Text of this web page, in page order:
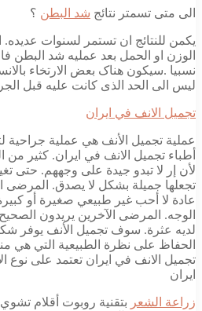
الی متی تسمتر نتائج شد البطن ؟
یکمن للنتائج ان تستمر لسنوات
الوزن او الحمل بعد عملیه شد البطن
نسبیا .سیکون هناک بعض الارتخاء
لیس الی الحد الذی کانت علیه قبل
تجميل الانف في ايران
عملية تجميل الأنف هي عملية جراحية
أطباء تجميل الانف في ايران. كثير
لأن إر لا تبدو جيدة على وجههم. حتى
تجعلها جميلة بشكل لا يصدق. المرضى
عادة لا أحب غير طبيعي صغيرة أو
الوجه. المرضى الآخرين يريدون
لديه عثرة. سوف تجميل الأنف يوفر
الحفاظ على نظرة الطبيعية التي هي
تجميل الانف في ايران تعتمد على نوع
ايران
زراعة الشعر بتقنية روبوت أقلام